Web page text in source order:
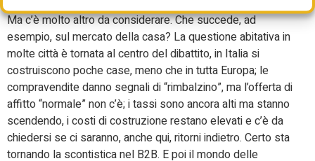
Ma c’è molto altro da considerare. Che succede, ad
esempio, sul mercato della casa? La questione abitativa in
molte città è tornata al centro del dibattito, in Italia si
costruiscono poche case, meno che in tutta Europa; le
compravendite danno segnali di “rimbalzino”, ma l’offerta di
affitto “normale” non c’è; i tassi sono ancora alti ma stanno
scendendo, i costi di costruzione restano elevati e c’è da
chiedersi se ci saranno, anche qui, ritorni indietro. Certo sta
tornando la scontistica nel B2B. E poi il mondo delle